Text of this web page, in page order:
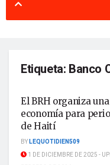
Etiqueta: Banco
El BRH organiza
economía para
de Haití
BYLEQUOTIDIEN509
1 DE DICIEMBRE DE 2025 -